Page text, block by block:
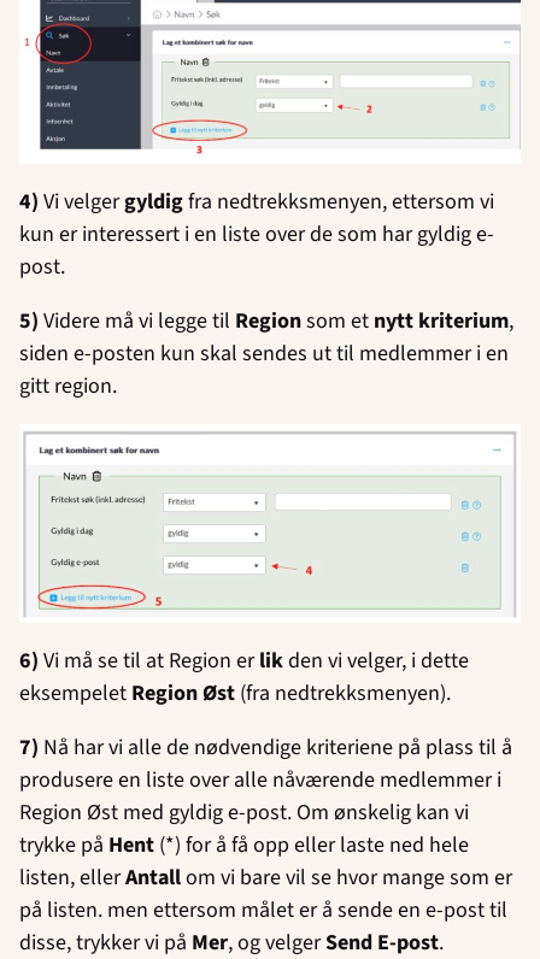
4) Vi velgergyldigfra nedtrekksmenyen, ettersom vi
kun er interessert i en liste over de som har gyldig e-
post.
5) Videre må vi legge til Regionsom et nytt kriterium,
siden e-posten kun skal sendes ut til medlemmer i en
gitt region.
6) Vi må se til at Region erlikden vi velger, i dette
eksempelet Region Øst (fra nedtrekksmenyen).
7) Nå har vi alle de nødvendige kriteriene på plass til å
produsere en liste over alle nåværende medlemmer i
Region Øst med gyldig e-post. Om ønskelig kan vi
trykke på Hent (*) for å få opp eller laste ned hele
listen, ellerAntallom vi bare vil se hvor mange som er
på listen. men ettersom målet er å sende en e-post til
disse, trykker vi på Mer, og velgerSend E-post.